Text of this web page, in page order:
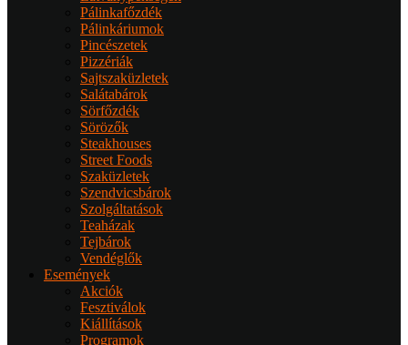
Pálinkafőzdék
Pálinkáriumok
Pincészetek
Pizzériák
Sajtszaküzletek
Salátabárok
Sörfőzdék
Sörözők
Steakhouses
Street Foods
Szaküzletek
Szendvicsbárok
Szolgáltatások
Teaházak
Tejbárok
Vendéglők
Események
Akciók
Fesztiválok
Kiállítások
Programok